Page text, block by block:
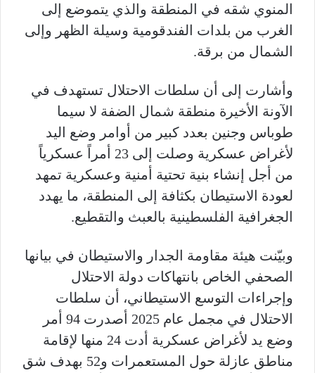
المنوي شقه في المنطقة والذي يتموضع إلى
الغرب من بلدات الفندقومية وسيلة الظهر وإلى
الشمال من برقة.
وأشارت إلى أن سلطات الاحتلال تستهدف في
الآونة الأخيرة منطقة شمال الضفة لا سيما
طوباس وجنين بعدد كبير من أوامر وضع اليد
لأغراض عسكرية وصلت إلى 23 أمراً عسكرياً
من أجل إنشاء بنية تحتية أمنية وعسكرية تمهد
لعودة الاستيطان بكثافة إلى المنطقة، ما يهدد
الجغرافية الفلسطينية بالعبث والتقطيع.
وبيّنت هيئة مقاومة الجدار والاستيطان في بيانها
الصحفي الخاص بانتهاكات دولة الاحتلال
وإجراءات التوسع الاستيطاني، أن سلطات
الاحتلال في مجمل عام 2025 أصدرت 94 أمر
وضع يد لأغراض عسكرية أدت 24 منها لإقامة
مناطق عازلة حول المستعمرات و52 بهدف شق